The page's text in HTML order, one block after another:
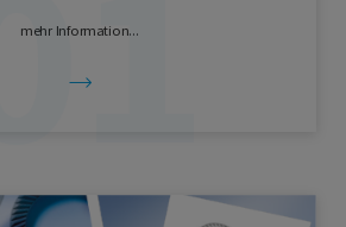
mehr Information...